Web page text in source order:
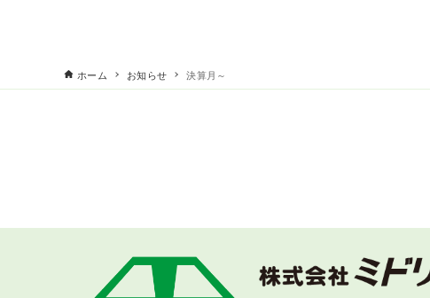
ホーム お知らせ 決算月～